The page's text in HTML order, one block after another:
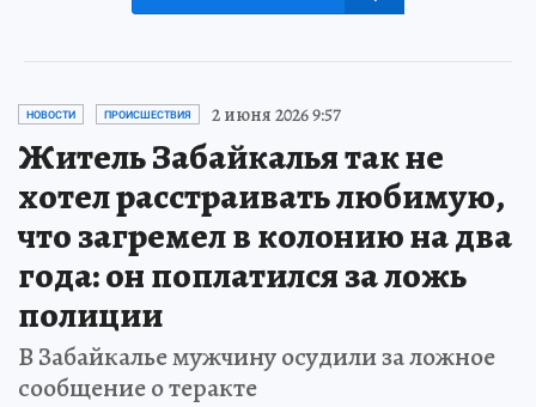
НОВОСТИ ПРОИСШЕСТВИЯ 2 июня 2026 9:57
Житель Забайкалья так не
хотел расстраивать любимую,
что загремел в колонию на два
года: он поплатился за ложь
полиции
В Забайкалье мужчину осудили за ложное
сообщение о теракте